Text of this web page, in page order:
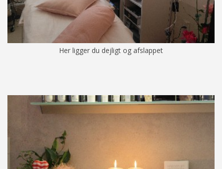
Her ligger du dejligt og afslappet